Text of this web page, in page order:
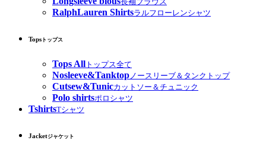
RalphLauren Shirtsラルフローレンシャツ
Tops トップス
Tops All トップス全て
Nosleeve&Tanktopノースリーブ＆タンクトップ
Cutsew&Tunicカットソー＆チュニック
Polo shirtsポロシャツ
TshirtsTシャツ
Jacketジャケット